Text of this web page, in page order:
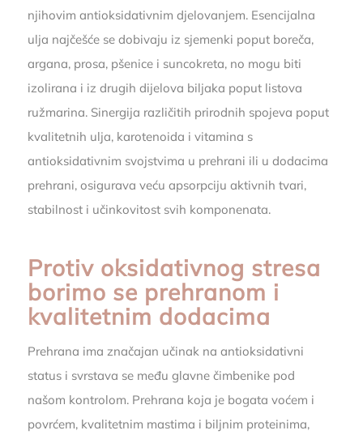
njihovim antioksidativnim djelovanjem. Esencijalna
ulja najčešće se dobivaju iz sjemenki poput boreča,
argana, prosa, pšenice i suncokreta, no mogu biti
izolirana i iz drugih dijelova biljaka poput listova
ružmarina. Sinergija različitih prirodnih spojeva poput
kvalitetnih ulja, karotenoida i vitamina s
antioksidativnim svojstvima u prehrani ili u dodacima
prehrani, osigurava veću apsorpciju aktivnih tvari,
stabilnost i učinkovitost svih komponenata.
Protiv oksidativnog stresa
borimo se prehranom i
kvalitetnim dodacima
Prehrana ima značajan učinak na antioksidativni
status i svrstava se među glavne čimbenike pod
našom kontrolom. Prehrana koja je bogata voćem i
povrćem, kvalitetnim mastima i biljnim proteinima,